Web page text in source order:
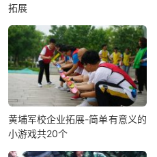
拓展
黄埔军校企业拓展-简单有意义的
小游戏共20个